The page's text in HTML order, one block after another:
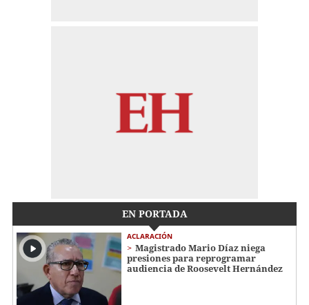
EN PORTADA
ACLARACIÓN
Magistrado Mario Díaz niega
presiones para reprogramar
audiencia de Roosevelt Hernández